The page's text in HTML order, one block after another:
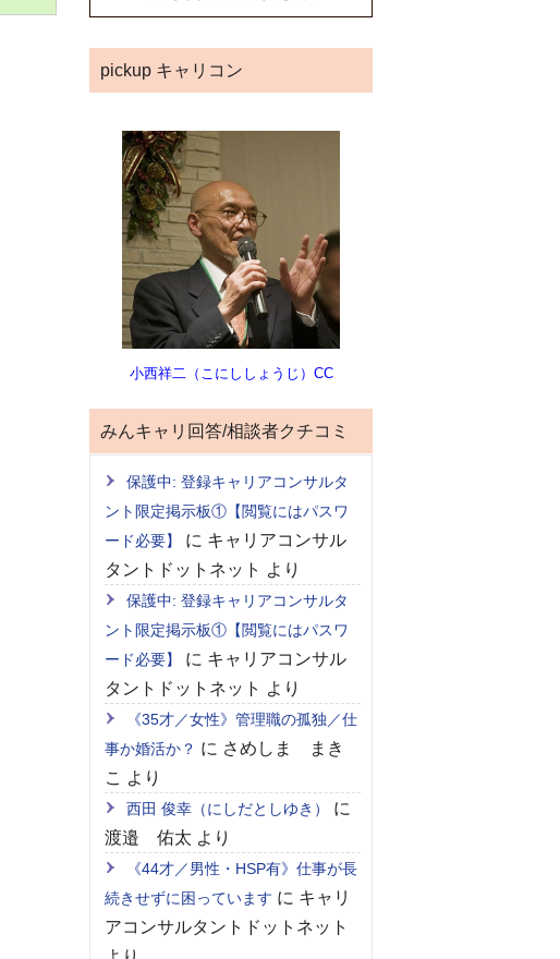
pickup キャリコン
小西祥二（こにししょうじ）CC
みんキャリ回答/相談者クチコミ
保護中: 登録キャリアコンサルタ
ント限定掲示板①【閲覧にはパスワ
ード必要】
に キャリアコンサル
タントドットネット より
保護中: 登録キャリアコンサルタ
ント限定掲示板①【閲覧にはパスワ
ード必要】
に キャリアコンサル
タントドットネット より
《35才／女性》管理職の孤独／仕
事か婚活か？ に さめしま まき
こ より
西田 俊幸（にしだとしゆき）
に
渡邉 佑太 より
《44才／男性・HSP有》仕事が長
続きせずに困っています に キャリ
アコンサルタントドットネット